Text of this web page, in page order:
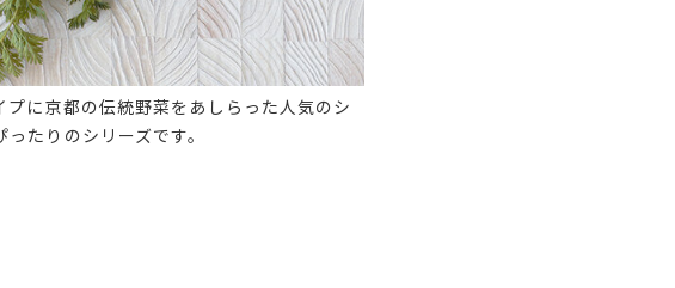
に京都の伝統野菜をあしらった人気のシ
たりのシリーズです。